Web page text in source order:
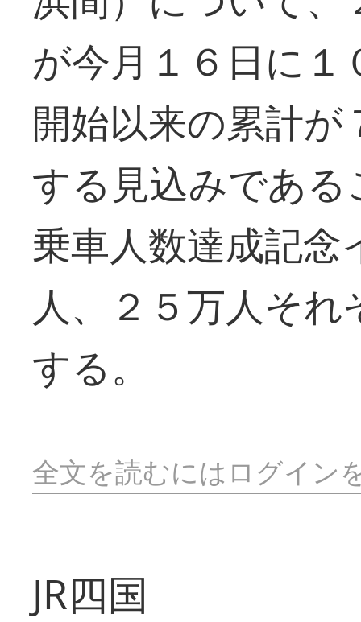
が今月１６日に１
開始以来の累計
する見込みであ
乗車人数達成記
人、２５万人そ
する。
全文を読むにはログイン
JR四国